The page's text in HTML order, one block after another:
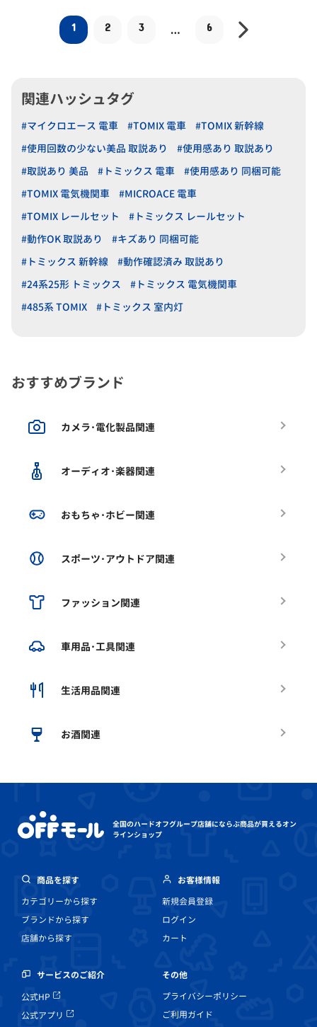
1 2 3 … 6
関連ハッシュタグ
#マイクロエース 電車 #TOMIX 電車
#TOMIX 新幹線
#使用回数の少ない美品 取説あり
#使用感あり 取説あり
#取説あり 美品
#トミックス 電車
#使用感あり 同梱可能
#TOMIX 電気機関車
#MICROACE 電車
#TOMIX レールセット
#トミックス レールセット
#動作OK 取説あり
#キズあり 同梱可能
#トミックス 新幹線
#動作確認済み 取説あり
#24系25形 トミックス
#トミックス 電気機関車
#485系 TOMIX
#トミックス 室内灯
おすすめブランド
カメラ･電化製品関連
オーディオ･楽器関連
おもちゃ･ホビー関連
スポーツ･アウトドア関連
ファッション関連
車用品･工具関連
生活用品関連
お酒関連
全国のハードオフグループ店舗にならぶ商品が買えるオン
ラインショップ
商品を探す
カテゴリーから探す
ブランドから探す
店舗から探す
お客様情報
新規会員登録
ログイン
カート
サービスのご紹介
公式HP
公式アプリ
その他
プライバシーポリシー
ご利用ガイド